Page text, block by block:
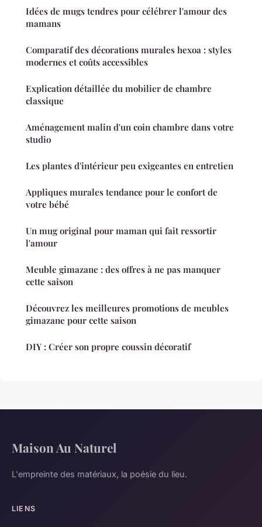
Idées de mugs tendres pour célébrer l'amour des
mamans
Comparatif des décorations murales hexoa : styles
modernes et coûts accessibles
Explication détaillée du mobilier de chambre
classique
Aménagement malin d'un coin chambre dans votre
studio
Les plantes d'intérieur peu exigeantes en entretien
Appliques murales tendance pour le confort de
votre bébé
Un mug original pour maman qui fait ressortir
l'amour
Meuble gimazane : des offres à ne pas manquer
cette saison
Découvrez les meilleures promotions de meubles
gimazane pour cette saison
DIY : Créer son propre coussin décoratif
Maison Au Naturel
L'empreinte des matériaux, la poésie du lieu.
LIENS